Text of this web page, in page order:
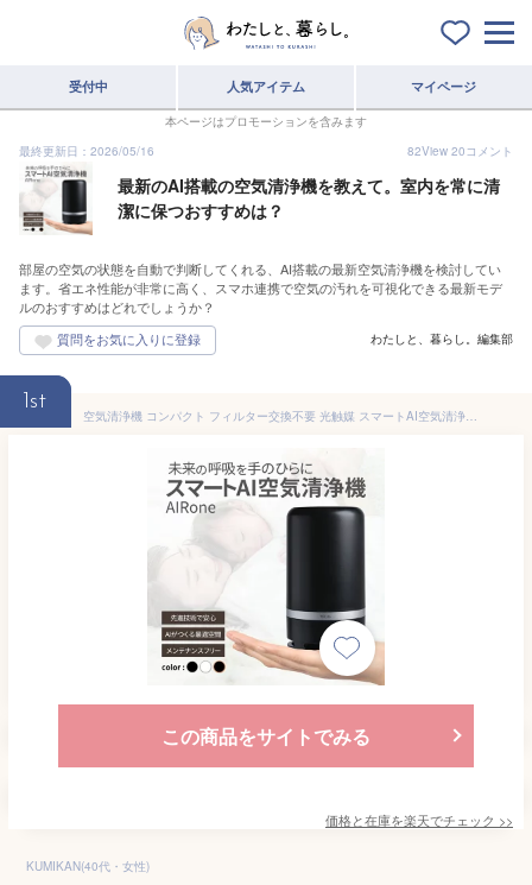
受付中 人気アイテム マイページ
本ページはプロモーションを含みます
最終更新日：2026/05/16
82View 20コメント
最新のAI搭載の空気清浄機を教えて。室内を常に清
潔に保つおすすめは？
部屋の空気の状態を自動で判断してくれる、AI搭載の最新空気清浄機を検討してい
ます。省エネ性能が非常に高く、スマホ連携で空気の汚れを可視化できる最新モデ
ルのおすすめはどれでしょうか？
わたしと、暮らし。編集部
1st
空気清浄機 コンパクト フィルター交換不要 光触媒 スマートAI空気清浄機 YFLife AIRone | 花粉 ペット 除菌 タバコ 車 小型 卓上 車用 トイレ ウイルス対策 消臭 車載 ポータブル デスク ホルムアルデヒド USB 一人暮らし フィルター 水洗い 洗える
この商品をサイトでみる
価格と在庫を楽天でチェック >>
KUMIKAN(40代・女性)